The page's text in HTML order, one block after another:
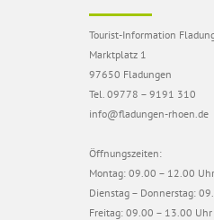
Tourist-Information
Marktplatz 1
97650 Fladungen
Tel. 09778 – 9191 310
info@fladungen-rhoen.de
Öffnungszeiten:
Montag: 09.00 – 12.00 Uhr
Dienstag – Donnerstag:
Freitag: 09.00 – 13.00 Uhr